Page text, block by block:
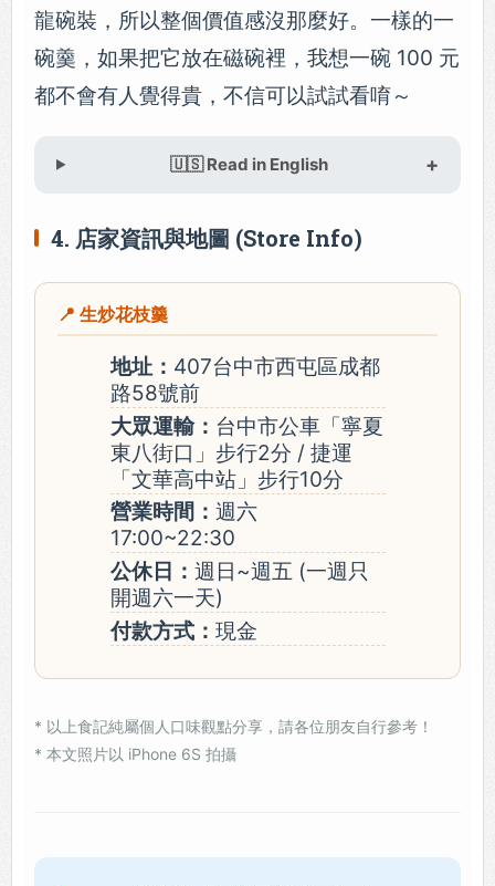
龍碗裝，所以整個價值感沒那麼好。一樣的一
碗羹，如果把它放在磁碗裡，我想一碗 100 元
都不會有人覺得貴，不信可以試試看唷～
🇺🇸 Read in English
4. 店家資訊與地圖 (Store Info)
📍 生炒花枝羹
地址： 407台中市西屯區成都
路58號前
大眾運輸： 台中市公車「寧夏
東八街口」步行2分 / 捷運
「文華高中站」步行10分
營業時間： 週六
17:00~22:30
公休日： 週日~週五 (一週只
開週六一天)
付款方式： 現金
* 以上食記純屬個人口味觀點分享，請各位朋友自行參考！
* 本文照片以 iPhone 6S 拍攝